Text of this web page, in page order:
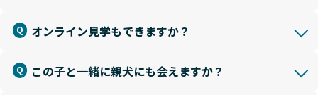
オンライン見学もできますか？
この子と一緒に親犬にも会えますか？